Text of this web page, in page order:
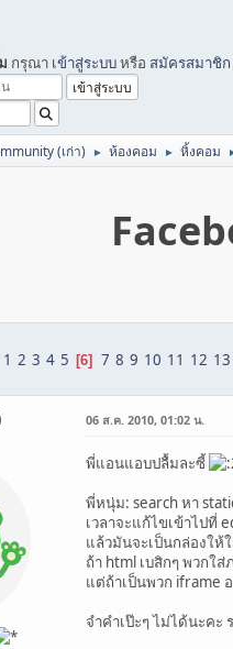
กรุณา เข้าสู่ระบบหรือ สมัครสมาชิก
(เก่า) ► ห้องคอม ► หิ้งคอม
1 2 3 4 5 6 7 8 9 10 11 12 13
06 ส.ค. 2010, 01:02 น.
พี่แอนแอบปลื้มละซี้
พี่หนุ่ม: search หา
เวลาจะแก้ไขเข้าไปที่
แล้วมันจะเป็นกล่องให้
ถ้า html เบสิกๆ พวกใ
แต่ถ้าเป็นพวก iframe
จำคำเป๊ะๆ ไม่ได้นะคะ